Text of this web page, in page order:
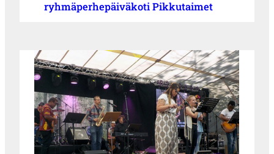
ryhmäperhepäiväkoti Pikkutaimet